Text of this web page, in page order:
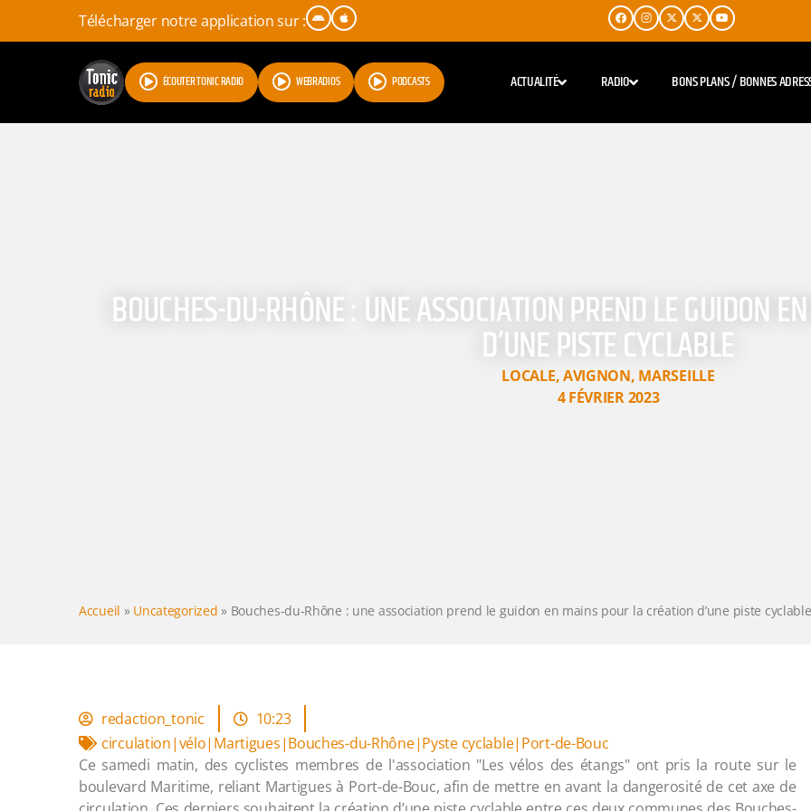
Télécharger notre application sur :
ÉCOUTER TONIC RADIO WEBRADIOS PODCASTS ACTUALITÉ RADIO BONS PLANS / BONNES
BOUCHES-DU-RHÔNE : UNE ASSOCIATION PREND LE GUIDON
D’UNE PISTE CYCLABLE
LOCALE,AVIGNON, MARSEILLE
4 FÉVRIER 2023
Accueil » Uncategorized » Bouches-du-Rhône : une association prend le guidon en mains pour la création d’une piste cyclable
redaction_tonic
10:23
circulation|vélo|Martigues|Bouches-du-Rhône|Pyste cyclable|Port-de-Bouc
Ce samedi matin, des cyclistes membres de l'association "Les vélos des étangs" ont pris la route sur le
boulevard Maritime, reliant Martigues à Port-de-Bouc, afin de mettre en avant la dangerosité de cet axe de